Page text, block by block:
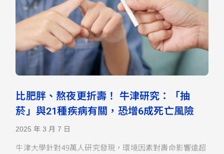
比肥胖、熬夜更折壽！ 牛津研究：「抽
菸」與21種疾病有關，恐增6成死亡風險
2025 年 3 月 7 日
牛津大學針對49萬人研究發現，環境因素對壽命影響遠超